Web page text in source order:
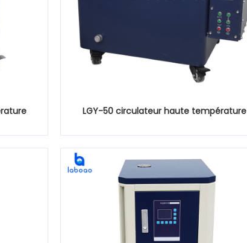
LGY-50 circulateur haute température